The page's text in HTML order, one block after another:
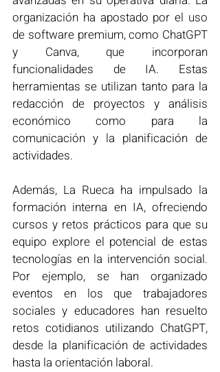
organización ha apostado por el uso
de software premium, como ChatGPT
y Canva, que incorporan
funcionalidades de IA. Estas
herramientas se utilizan tanto para la
redacción de proyectos y análisis
económico como para la
comunicación y la planificación de
actividades.
Además, La Rueca ha impulsado la
formación interna en IA, ofreciendo
cursos y retos prácticos para que su
equipo explore el potencial de estas
tecnologías en la intervención social.
Por ejemplo, se han organizado
eventos en los que trabajadores
sociales y educadores han resuelto
retos cotidianos utilizando ChatGPT,
desde la planificación de actividades
hasta la orientación laboral.